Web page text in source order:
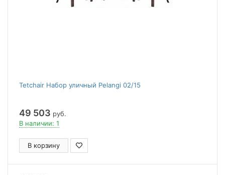
Tetchair Набор уличный Pelangi 02/15
49 503 руб.
В наличии: 1
В корзину